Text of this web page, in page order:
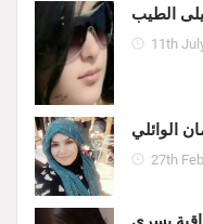
الطيب
11th
الوائلي
27th